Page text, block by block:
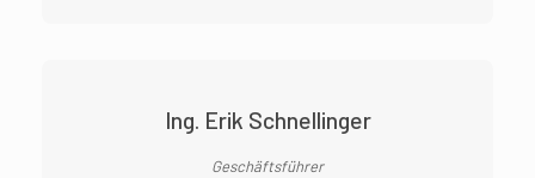
Ing. Erik Schnellinger
Geschäftsführer